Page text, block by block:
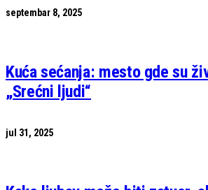
septembar 8, 2025
Kuća sećanja: mesto gde su
„Srećni ljudi“
jul 31, 2025